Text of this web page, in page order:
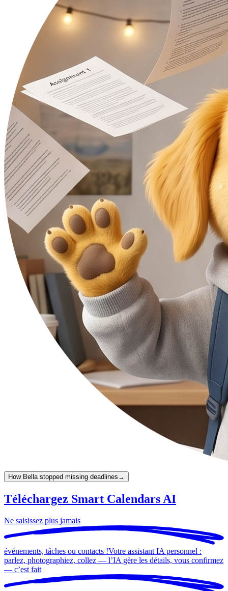
How Bella stopped missing deadlines →
Téléchargez Smart Calendars AI
Ne saisissez plus jamais
événements, tâches ou contacts !Votre assistant IA personnel :
parlez, photographiez, collez — l’IA gère les détails, vous confirmez
— c’est fait